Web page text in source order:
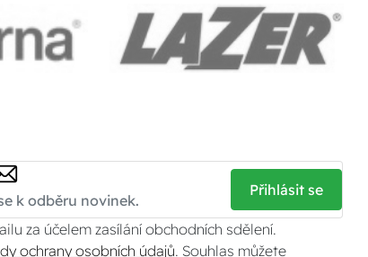
Přihlásit se
za účelem zasílání obchodních sdělení.
ochrany osobních údajů. Souhlas můžete